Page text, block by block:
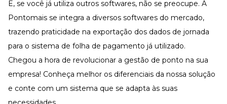
E, se você já utiliza outros softwares, não se preocupe. A
Pontomais se integra a diversos softwares do mercado,
trazendo praticidade na exportação dos dados de jornada
para o sistema de folha de pagamento já utilizado.
Chegou a hora de revolucionar a gestão de ponto na sua
empresa! Conheça melhor os diferenciais da nossa solução
e conte com um sistema que se adapta às suas